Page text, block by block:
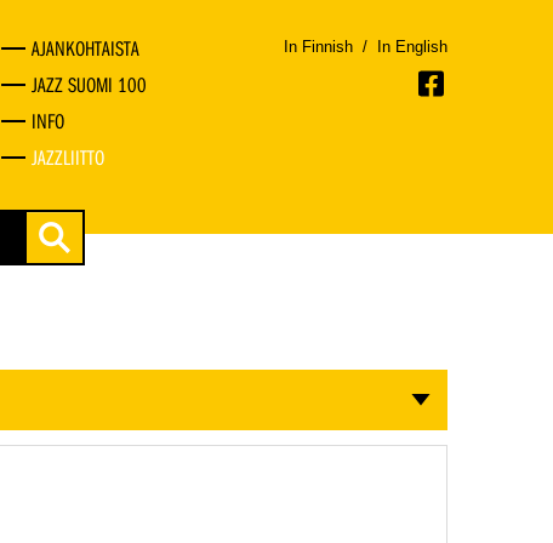
AJANKOHTAISTA
JAZZ SUOMI 100
INFO
JAZZLIITTO
In Finnish / In English